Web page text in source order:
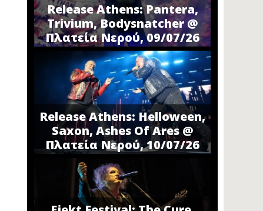
Release Athens: Pantera,
Trivium, Bodysnatcher @
Πλατεία Νερού, 09/07/26
Release Athens: Helloween,
Saxon, Ashes Of Ares @
Πλατεία Νερού, 10/07/26